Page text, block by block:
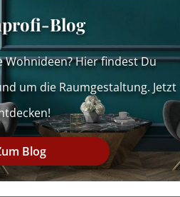
Blog
Wohnideen? Hier findest Du
um die Raumgestaltung. Jetzt
Blog